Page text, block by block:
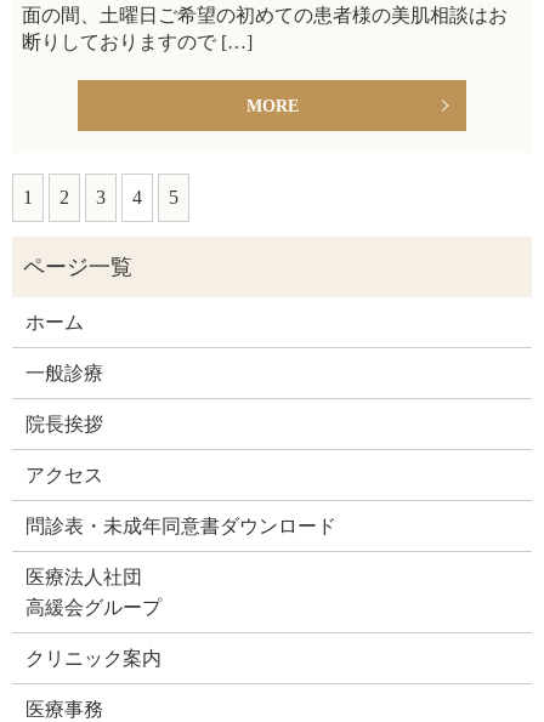
面の間、土曜日ご希望の初めての患者様の美肌相談はお
断りしておりますので […]
MORE
1 2 3 4 5
ホーム
一般診療
院長挨拶
アクセス
問診表・未成年同意書ダウンロード
医療法人社団
高緩会グループ
クリニック案内
医療事務